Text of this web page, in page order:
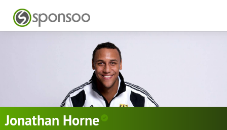
Jonathan Horne